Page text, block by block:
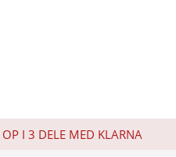
I 3 DELE MED KLARNA